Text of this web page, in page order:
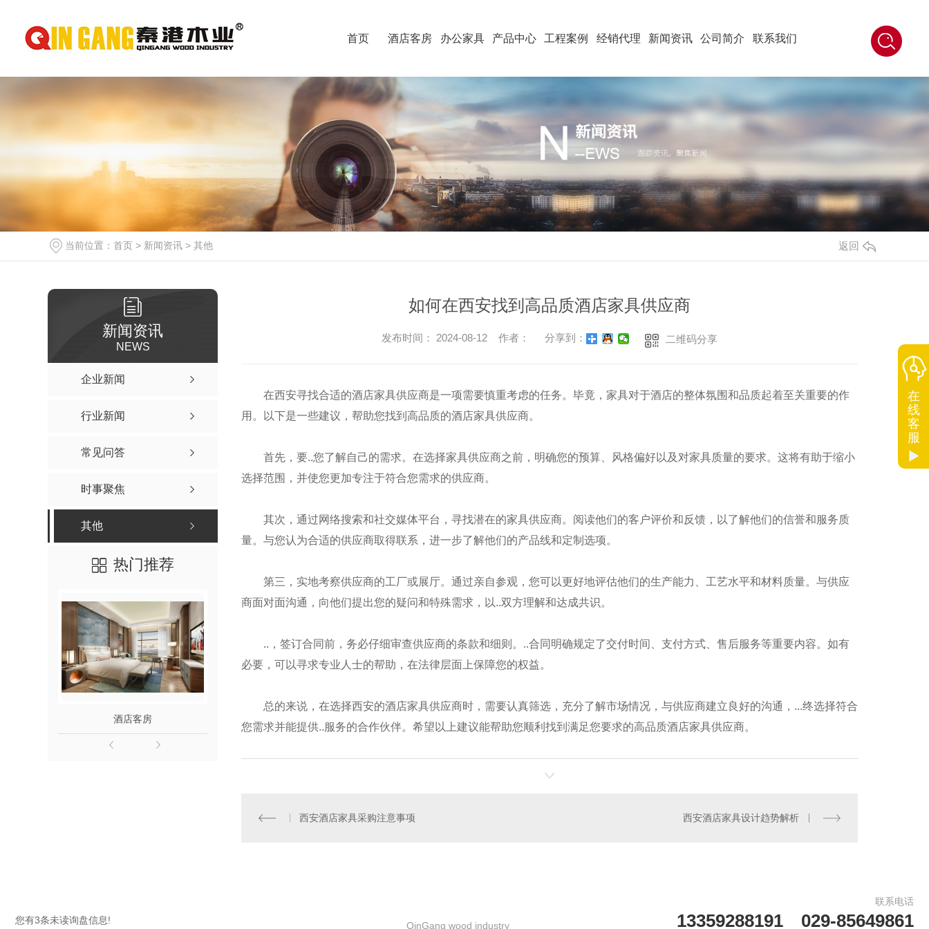
首页 酒店客房 办公家具 产品中心 工程案例 经销代理 新闻资讯 公司简介 联系我们
当前位置： 首页 > 新闻资讯 > 其他 返回
新闻资讯
NEWS
企业新闻
行业新闻
常见问答
时事聚焦
其他
热门推荐
酒店客房 公寓家具 酒店餐厅
如何在西安找到高品质酒店家具供应商
发布时间： 2024-08-12 作者： 分享到： 二维码分享
在西安寻找合适的酒店家具供应商是一项需要慎重考虑的任务。毕竟，家具对于酒店的整体氛围和品质起着至关重要的作
用。以下是一些建议，帮助您找到高品质的酒店家具供应商。
首先，要..您了解自己的需求。在选择家具供应商之前，明确您的预算、风格偏好以及对家具质量的要求。这将有助于缩小
选择范围，并使您更加专注于符合您需求的供应商。
其次，通过网络搜索和社交媒体平台，寻找潜在的家具供应商。阅读他们的客户评价和反馈，以了解他们的信誉和服务质
量。与您认为合适的供应商取得联系，进一步了解他们的产品线和定制选项。
第三，实地考察供应商的工厂或展厅。通过亲自参观，您可以更好地评估他们的生产能力、工艺水平和材料质量。与供应
商面对面沟通，向他们提出您的疑问和特殊需求，以..双方理解和达成共识。
..，签订合同前，务必仔细审查供应商的条款和细则。..合同明确规定了交付时间、支付方式、售后服务等重要内容。如有
必要，可以寻求专业人士的帮助，在法律层面上保障您的权益。
总的来说，在选择西安的酒店家具供应商时，需要认真筛选，充分了解市场情况，与供应商建立良好的沟通，...终选择符合
您需求并能提供..服务的合作伙伴。希望以上建议能帮助您顺利找到满足您要求的高品质酒店家具供应商。
西安酒店家具采购注意事项 西安酒店家具设计趋势解析
您有3条未读询盘信息! QinGang wood industry
联系电话
13359288191 029-85649861
在
线
客
服